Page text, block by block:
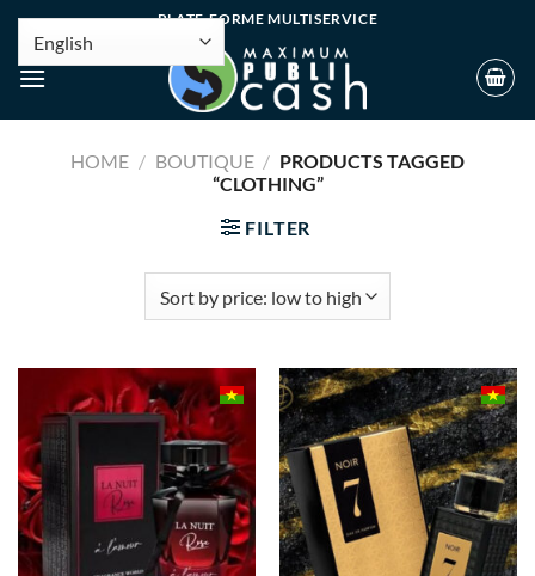
PLATE-FORME MULTISERVICE
HOME / BOUTIQUE / PRODUCTS TAGGED
“CLOTHING”
FILTER